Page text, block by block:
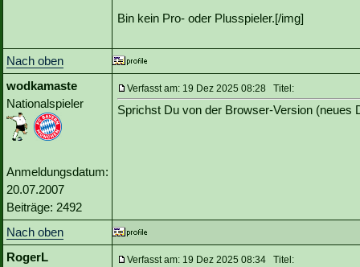
Bin kein Pro- oder Plusspieler.[/img]
Nach oben
wodkamaste
Nationalspieler
Anmeldungsdatum:
20.07.2007
Beiträge: 2492
Verfasst am: 19 Dez 2025 08:28 Titel:
Sprichst Du von der Browser-Version (neues
Nach oben
RogerL
Verfasst am: 19 Dez 2025 08:34 Titel: